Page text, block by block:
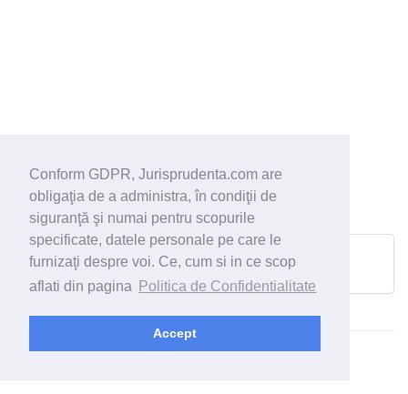
Conform GDPR, Jurisprudenta.com are
obligaţia de a administra, în condiţii de
siguranţă şi numai pentru scopurile
specificate, datele personale pe care le
furnizaţi despre voi. Ce, cum si in ce scop
aflati din pagina
Politica de Confidentialitate
Accept
Pagina urmatoare